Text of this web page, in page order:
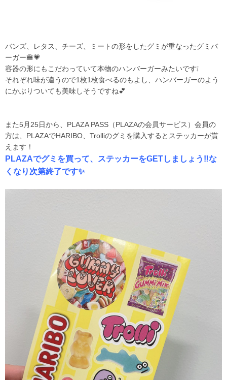
バンズ、レタス、チーズ、ミートの形をしたグミが重なったグミバ
ーガー🍔💗
容器の形にもこだわっていて本物のハンバーガーみたいです❕
それぞれ味が違うので1枚1枚食べるのもよし、ハンバーガーのよう
にかぶりついても美味しそうですね💕
また5月25日から、PLAZA PASS（PLAZAの会員サービス）会員の
方は、PLAZAでHARIBO、Trolliのグミを購入するとステッカーが貰
えます！
PLAZAでグミを買って、ステッカーをGETしましょう‼️な
くなり次第終了です✨